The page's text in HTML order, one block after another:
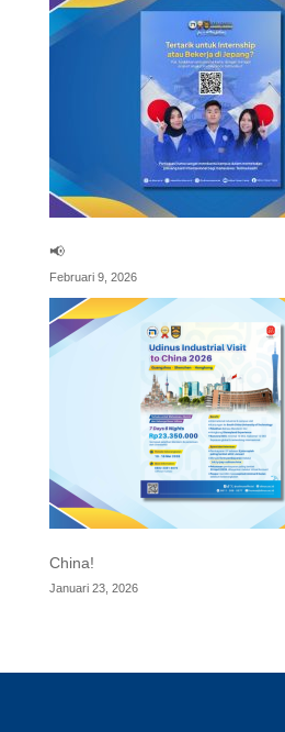
📢
Februari 9, 2026
China!
Januari 23, 2026